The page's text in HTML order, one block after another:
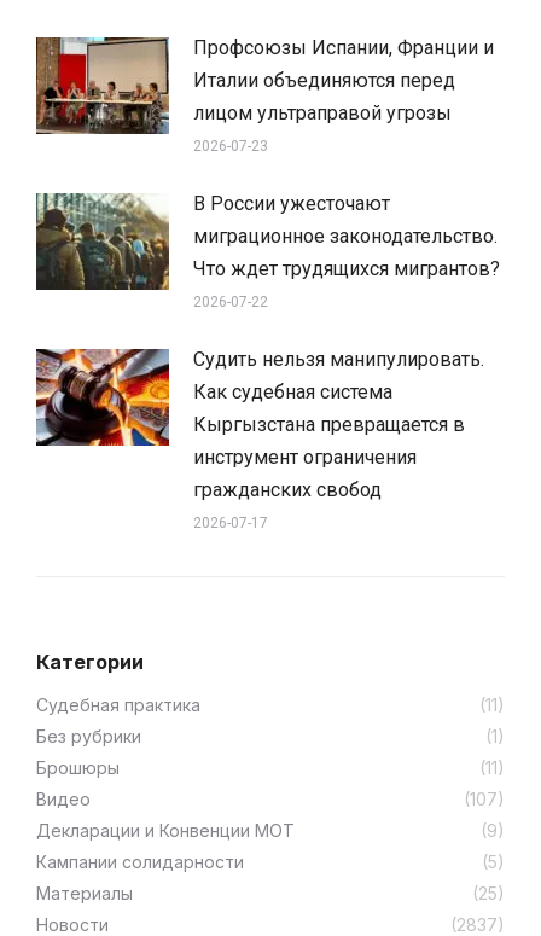
Профсоюзы Испании, Франции и
Италии объединяются перед
лицом ультраправой угрозы
2026-07-23
В России ужесточают
миграционное законодательство.
Что ждет трудящихся мигрантов?
2026-07-22
Судить нельзя манипулировать.
Как судебная система
Кыргызстана превращается в
инструмент ограничения
гражданских свобод
2026-07-17
Категории
Cудебная практика
(11)
Без рубрики
(1)
Брошюры
(11)
Видео
(107)
Декларации и Конвенции МОТ
(9)
Кампании солидарности
(5)
Материалы
(25)
Новости
(2837)